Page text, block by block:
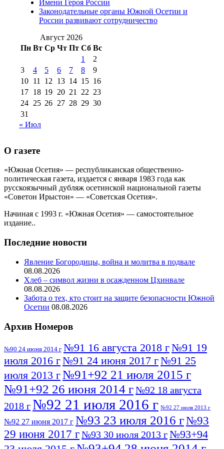
августа 2012 г(14) №98+99 11 июля
2017 г(9)
№99 4 августа
2016 г(12) №99 8 июля 2014 г
августа 2012 г(11)
августа 2013 г
(12)
Имени Героя России
Законодательные органы Южной Осетии и
России развивают сотрудничество
Август 2026
Пн Вт Ср Чт Пт Сб Вс
1
2
3
4 5 6 7 8
9
10 11 12 13 14 15 16
17 18 19 20 21 22 23
24 25 26 27 28 29 30
31
« Июл
О газете
«Южная Осетия» — республиканская общественно-
политическая газета, издается с января 1983 года как
русскоязычный дубляж осетинской национальной газеты
«Советон Ирыстон» — «Советская Осетия».
Начиная с 1993 г. «Южная Осетия» — самостоятельное
издание..
Последние новости
Явление Богородицы, война и молитва в подвале
08.08.2026
Хлеб – символ жизни в осажденном Цхинвале
08.08.2026
Забота о тех, кто стоит на защите безопасности Южной
Осетии 08.08.2026
Архив Номеров
№90 24 июня 2014 г №91 16 августа 2018 г№91 19
июля 2016 г№91 24 июня 2017 г№91 25
июля 2013 г№91+92 21 июля 2015 г
№91+92 26 июня 2014 г№92 18 августа
2018 г№92 21 июля 2016 г №92 27 июля 2013 г
№92 27 июня 2017 г №93 23 июля 2016 г№93
29 июня 2017 г№93 30 июля 2013 г№93+94